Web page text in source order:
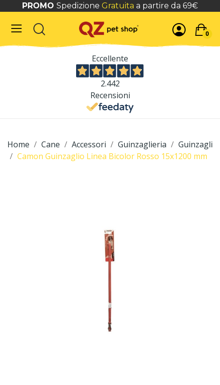
PROMO Spedizione Gratuita a partire da 69€
0
Eccellente
2.442
Recensioni
Home Cane Accessori Guinzaglieria
Guinzagli
Camon Guinzaglio Linea Bicolor Rosso 15x1200 mm